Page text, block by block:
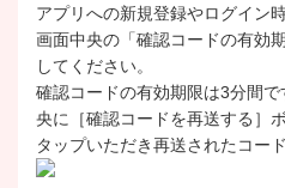
アプリへの新規登録やログイン
画面中央の「確認コードの有効
してください。
確認コードの有効期限は3分間
央に［確認コードを再送する］
タップいただき再送されたコー